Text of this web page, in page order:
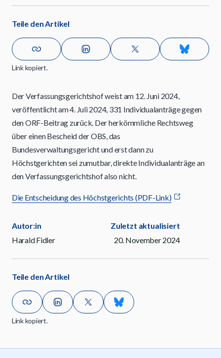
Teile den Artikel
Link kopiert.
Der Verfassungsgerichtshof weist am 12. Juni 2024,
veröffentlicht am 4. Juli 2024, 331 Individualanträge gegen
den ORF-Beitrag zurück. Der herkömmliche Rechtsweg
über einen Bescheid der OBS, das
Bundesverwaltungsgericht und erst dann zu
Höchstgerichten sei zumutbar, direkte Individualanträge an
den Verfassungsgerichtshof also nicht.
Die Entscheidung des Höchstgerichts (PDF-Link)
Autor:in
Harald Fidler
Zuletzt aktualisiert
20. November 2024
Teile den Artikel
Link kopiert.